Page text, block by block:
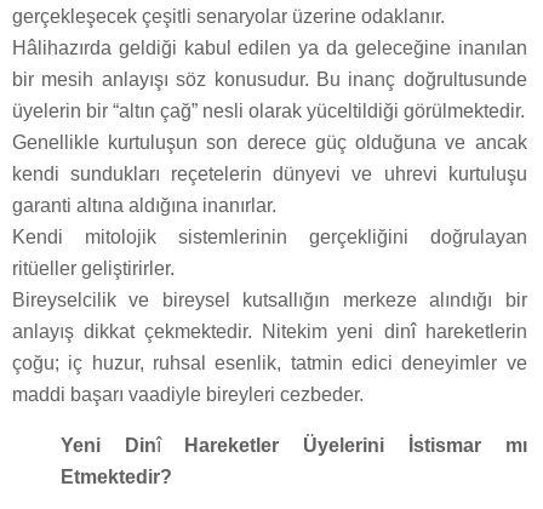
gerçekleşecek çeşitli senaryolar üzerine odaklanır.
Hâlihazırda geldiği kabul edilen ya da geleceğine inanılan
bir mesih anlayışı söz konusudur. Bu inanç doğrultusunde
üyelerin bir “altın çağ” nesli olarak yüceltildiği görülmektedir.
Genellikle kurtuluşun son derece güç olduğuna ve ancak
kendi sundukları reçetelerin dünyevi ve uhrevi kurtuluşu
garanti altına aldığına inanırlar.
Kendi mitolojik sistemlerinin gerçekliğini doğrulayan
ritüeller geliştirirler.
Bireyselcilik ve bireysel kutsallığın merkeze alındığı bir
anlayış dikkat çekmektedir. Nitekim yeni dinî hareketlerin
çoğu; iç huzur, ruhsal esenlik, tatmin edici deneyimler ve
maddi başarı vaadiyle bireyleri cezbeder.
Yeni DinîHareketler Üyelerini İstismar mı
Etmektedir?